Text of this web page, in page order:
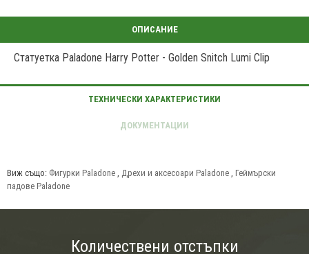
Статуетка Paladone Harry Potter - Golden Snitch Lumi Clip
Виж също: Фигурки Paladone , Дрехи и аксесоари Paladone , Геймърски
падове Paladone
Количествени отстъпки